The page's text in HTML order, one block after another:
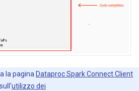
la pagina Dataproc Spark Connect Client
utilizzo dei